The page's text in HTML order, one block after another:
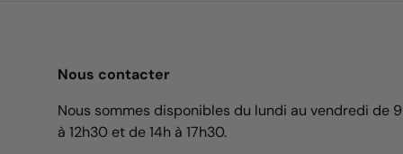
Nous contacter
Nous sommes disponibles du lundi au vendredi de
à 12h30 et de 14h à 17h30.